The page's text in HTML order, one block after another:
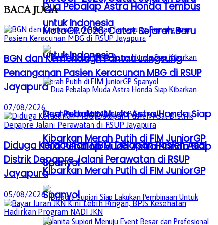
untuk Indonesia
Dua Pebalap Muda Astra Honda Siap
Kibarkan Merah Putih di FIM JuniorGP
Spanyol
Dua Pebalap Astra Honda Tembus
MotoGP 2026, Catat Sejarah Baru
untuk Indonesia
Dua Pebalap Muda Astra Honda Siap
Kibarkan Merah Putih di FIM JuniorGP
Spanyol
BACAJUGA
BGN dan Kemendagri Pantau Langsung
Penanganan Pasien Keracunan MBG di RSUP
Jayapura
07/08/2026
Diduga Keracunan MBG, Delapan Pasien Asal
Distrik Depapre Jalani Perawatan di RSUP
Jayapura
05/08/2026